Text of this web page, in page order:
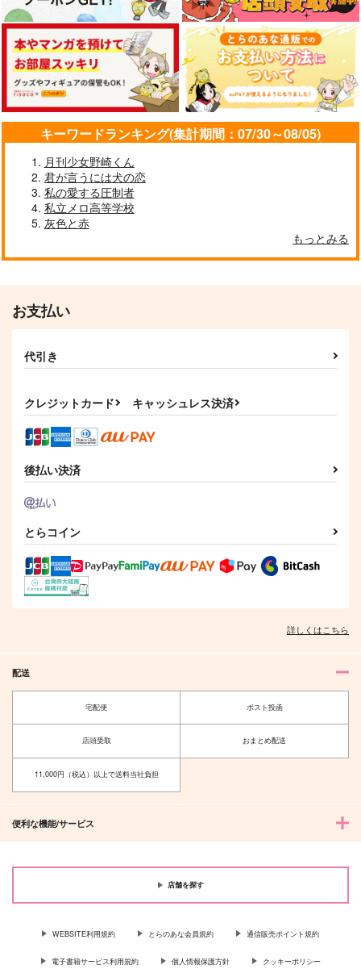
memories
ミズウオ。
五条悟
サンプル
BABY21.262
629円（税込）
To beloved D.C.
よるのとばり
1,100円（税込）
サンプル
風呂場
サンプル
夜の帷の向こう側
（下）
1,415円（税込）
フロイド×監督生
サンプル
いまは革命の途中
ジャミル×カリム
エイリアンズ・エンパ
m.Q
1,100 円 （税込）
エンドロールとふたり
Kip.
860円（税込）
キーワードランキング(集計期間：07/30～08/05)
月刊少女野崎くん
君が言うには犬の恋
私の愛する圧制者
私立メロ高等学校
灰色と赤
もっとみる
お支払い
代引き
クレジットカード キャッシュレス決済
後払い決済
とらコイン
詳しくはこちら
配送
宅配便 ポスト投函
店頭受取 おまとめ配送
11,000円（税込）以上で送料当社負担
便利な機能/サービス
店舗を探す
WEBSITE利用規約 とらのあな会員規約 通信販売ポイント規約
電子書籍サービス利用規約 個人情報保護方針 クッキーポリシー